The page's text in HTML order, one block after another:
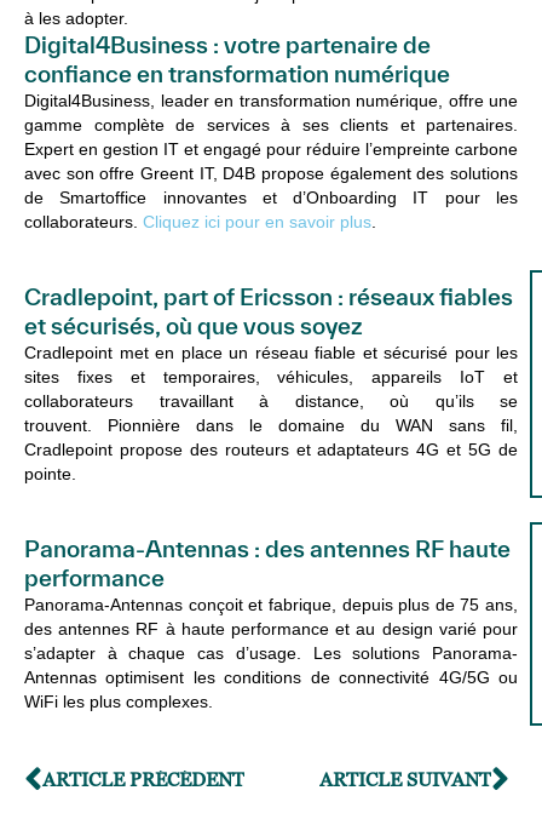
à les adopter.
Digital4Business : votre partenaire de
confiance en transformation numérique
Digital4Business, leader en transformation numérique, offre une
gamme complète de services à ses clients et partenaires.
Expert en gestion IT et engagé pour réduire l’empreinte carbone
avec son offre Greent IT, D4B propose également des solutions
de Smartoffice innovantes et d’Onboarding IT pour les
collaborateurs. Cliquez ici pour en savoir plus
Cradlepoint, part of Ericsson : réseaux fiables
et sécurisés, où que vous soyez
Cradlepoint met en place un réseau fiable et sécurisé pour les
sites fixes et temporaires, véhicules, appareils IoT et
collaborateurs travaillant à distance, où qu’ils se
trouvent. Pionnière dans le domaine du WAN sans fil,
Cradlepoint propose des routeurs et adaptateurs 4G et 5G de
pointe.
Panorama-Antennas : des antennes RF haute
performance
Panorama-Antennas conçoit et fabrique, depuis plus de 75 ans,
des antennes RF à haute performance et au design varié pour
s’adapter à chaque cas d’usage. Les solutions Panorama-
Antennas optimisent les conditions de connectivité 4G/5G ou
WiFi les plus complexes.
ARTICLE PRÉCÉDENT ARTICLE SUIVANT